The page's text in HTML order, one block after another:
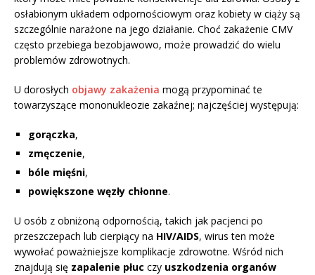
osłabionym układem odpornościowym oraz kobiety w ciąży są
szczególnie narażone na jego działanie. Choć zakażenie CMV
często przebiega bezobjawowo, może prowadzić do wielu
problemów zdrowotnych.
U dorosłych objawy zakażenia mogą przypominać te
towarzyszące mononukleozie zakaźnej; najczęściej występują:
gorączka,
zmęczenie,
bóle mięśni,
powiększone węzły chłonne.
U osób z obniżoną odpornością, takich jak pacjenci po
przeszczepach lub cierpiący na HIV/AIDS, wirus ten może
wywołać poważniejsze komplikacje zdrowotne. Wśród nich
znajdują się zapalenie płuc czy uszkodzenia organów